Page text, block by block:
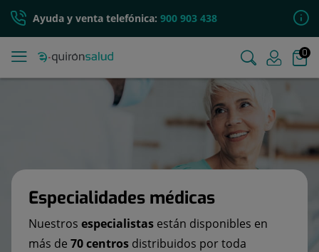
Ayuda y venta telefónica: 900 903 438
0
Especialidades médicas
Nuestros especialistas están disponibles en
más de 70 centros distribuidos por toda